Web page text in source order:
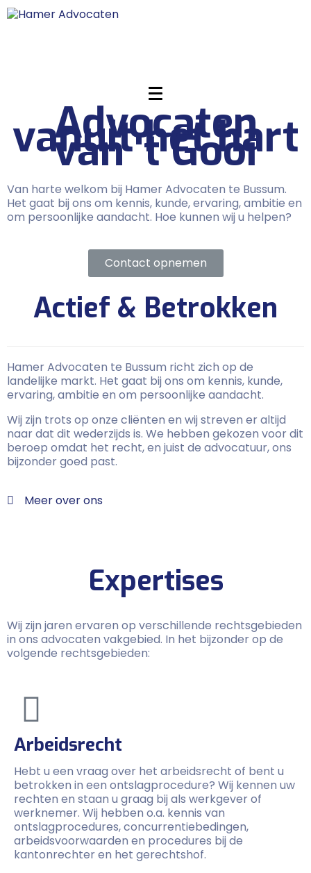
Advocaten
vanuit het hart
van 't Gooi
Van harte welkom bij Hamer Advocaten te Bussum.
Het gaat bij ons om kennis, kunde, ervaring, ambitie en
om persoonlijke aandacht. Hoe kunnen wij u helpen?
Contact opnemen
Actief & Betrokken
Hamer Advocaten te Bussum richt zich op de
landelijke markt. Het gaat bij ons om kennis, kunde,
ervaring, ambitie en om persoonlijke aandacht.
Wij zijn trots op onze cliënten en wij streven er altijd
naar dat dit wederzijds is. We hebben gekozen voor dit
beroep omdat het recht, en juist de advocatuur, ons
bijzonder goed past.
Meer over ons
Expertises
Wij zijn jaren ervaren op verschillende rechtsgebieden
in ons advocaten vakgebied. In het bijzonder op de
volgende rechtsgebieden:
Arbeidsrecht
Hebt u een vraag over het arbeidsrecht of bent u
betrokken in een ontslagprocedure? Wij kennen uw
rechten en staan u graag bij als werkgever of
werknemer. Wij hebben o.a. kennis van
ontslagprocedures, concurrentiebedingen,
arbeidsvoorwaarden en procedures bij de
kantonrechter en het gerechtshof.